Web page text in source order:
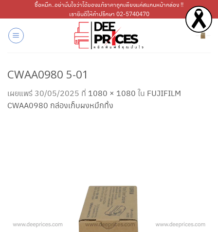
ไป
เนื้อหา
ซื้อหมึก..อย่ามั่นใจว่าได้ของแท้ราคาถูกเพียงแค่สแกนหน้ากล่อง !!
เรายินดีให้คำปรึกษา 02-5740470
CWAA0980 5-01
เผยแพร่ 30/05/2025 ที่ 1080 × 1080 ใน FUJIFILM
CWAA0980 กล่องเก็บผงหมึกทิ้ง